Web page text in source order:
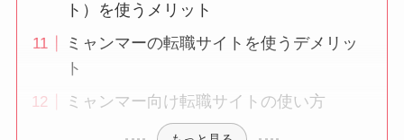
ト）を使うメリット
ミャンマーの転職サイトを使うデメリッ
ト
ミャンマー向け転職サイトの使い方